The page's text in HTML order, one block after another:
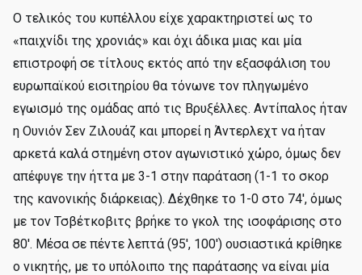
Ο τελικός του κυπέλλου είχε χαρακτηριστεί ως το
«παιχνίδι της χρονιάς» και όχι άδικα μιας και μία
επιστροφή σε τίτλους εκτός από την εξασφάλιση του
ευρωπαϊκού εισιτηρίου θα τόνωνε τον πληγωμένο
εγωισμό της ομάδας από τις Βρυξέλλες. Αντίπαλος ήταν
η Ουνιόν Σεν Ζιλουάζ και μπορεί η Άντερλεχτ να ήταν
αρκετά καλά στημένη στον αγωνιστικό χώρο, όμως δεν
απέφυγε την ήττα με 3-1 στην παράταση (1-1 το σκορ
της κανονικής διάρκειας). Δέχθηκε το 1-0 στο 74', όμως
με τον Τσβέτκοβιτς βρήκε το γκολ της ισοφάρισης στο
80'. Μέσα σε πέντε λεπτά (95', 100') ουσιαστικά κρίθηκε
ο νικητής, με το υπόλοιπο της παράτασης να είναι μία